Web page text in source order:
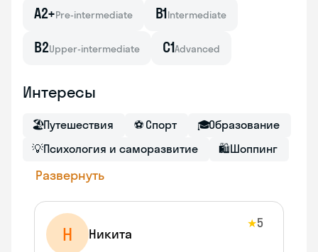
A2+Pre-intermediate B1Intermediate
B2Upper-intermediate C1Advanced
Интересы
🏖Путешествия ⚽ Спорт 🎓Образование
💡Психология и саморазвитие 🛍Шоппинг
Развернуть
Н Никита
★5